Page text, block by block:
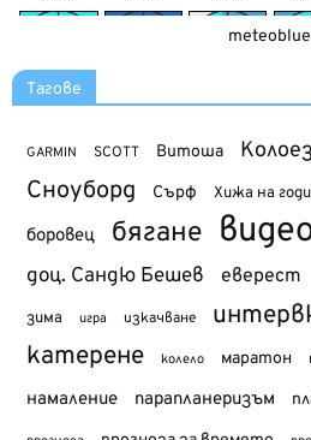
meteoblue
Тагове
GARMIN SCOTT Витоша
Сноуборд Сърф Хижа на
боровец бягане
доц. Сандю Бешев еверест
зима игра изкачване
катерене колело маратон
намаление парапланеризъм